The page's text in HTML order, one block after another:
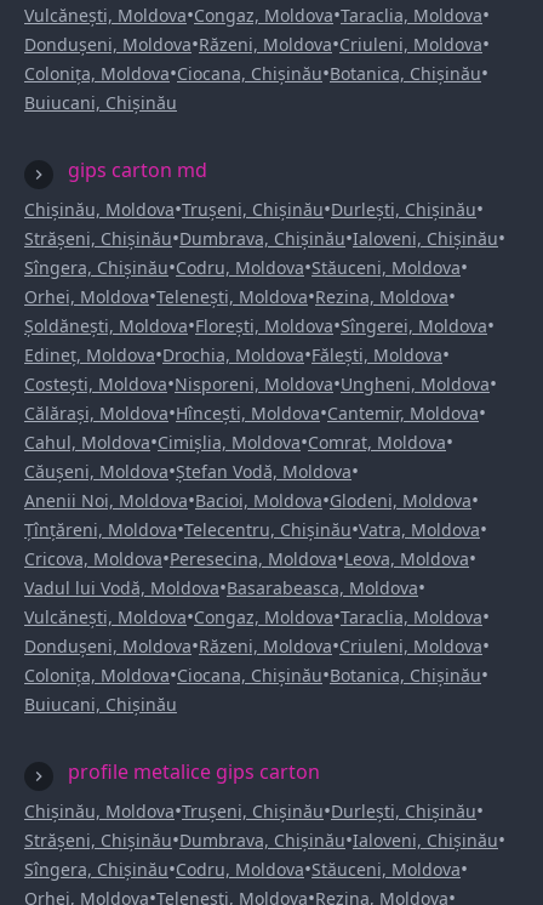
Vulcănești, Moldova•Congaz, Moldova•Taraclia, Moldova•
Dondușeni, Moldova•Răzeni, Moldova•Criuleni, Moldova•
Colonița, Moldova•Ciocana, Chișinău•Botanica, Chișinău•
Buiucani, Chișinău
gips carton md
Chișinău, Moldova•Trușeni, Chișinău•Durlești, Chișinău•
Strășeni, Chișinău•Dumbrava, Chișinău•Ialoveni, Chișinău•
Sîngera, Chișinău•Codru, Moldova•Stăuceni, Moldova•
Orhei, Moldova•Telenești, Moldova•Rezina, Moldova•
Șoldănești, Moldova•Florești, Moldova•Sîngerei, Moldova•
Edineț, Moldova•Drochia, Moldova•Fălești, Moldova•
Costești, Moldova•Nisporeni, Moldova•Ungheni, Moldova•
Călărași, Moldova•Hîncești, Moldova•Cantemir, Moldova•
Cahul, Moldova•Cimișlia, Moldova•Comrat, Moldova•
Căușeni, Moldova•Ștefan Vodă, Moldova•
Anenii Noi, Moldova•Bacioi, Moldova•Glodeni, Moldova•
Țînțăreni, Moldova•Telecentru, Chișinău•Vatra, Moldova•
Cricova, Moldova•Peresecina, Moldova•Leova, Moldova•
Vadul lui Vodă, Moldova•Basarabeasca, Moldova•
Vulcănești, Moldova•Congaz, Moldova•Taraclia, Moldova•
Dondușeni, Moldova•Răzeni, Moldova•Criuleni, Moldova•
Colonița, Moldova•Ciocana, Chișinău•Botanica, Chișinău•
Buiucani, Chișinău
profile metalice gips carton
Chișinău, Moldova•Trușeni, Chișinău•Durlești, Chișinău•
Strășeni, Chișinău•Dumbrava, Chișinău•Ialoveni, Chișinău•
Sîngera, Chișinău•Codru, Moldova•Stăuceni, Moldova•
Orhei, Moldova•Telenești, Moldova•Rezina, Moldova•